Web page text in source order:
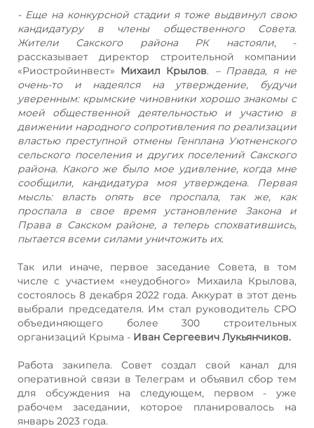
- Еще на конкурсной стадии я тоже выдвинул свою
кандидатуру в члены общественного Совета.
Жители Сакского района РК настояли, -
рассказывает директор строительной компании
«Риостройинвест» Михаил Крылов. – Правда, я не
очень-то и надеялся на утверждение, будучи
уверенным: крымские чиновники хорошо знакомы с
моей общественной деятельностью и участию в
движении народного сопротивления по реализации
властью преступной отмены Генплана Уютненского
сельского поселения и других поселений Сакского
района. Какого же было мое удивление, когда мне
сообщили, кандидатура моя утверждена. Первая
мысль: власть опять все проспала, так же, как
проспала в свое время установление Закона и
Права в Сакском районе, а теперь спохватившись,
пытается всеми силами уничтожить их.
Так или иначе, первое заседание Совета, в том
числе с участием «неудобного» Михаила Крылова,
состоялось 8 декабря 2022 года. Аккурат в этот день
выбрали председателя. Им стал руководитель СРО
объединяющего более 300 строительных
организаций Крыма - Иван Сергеевич Лукьянчиков.
Работа закипела. Совет создал свой канал для
оперативной связи в Телеграм и объявил сбор тем
для обсуждения на следующем, первом - уже
рабочем заседании, которое планировалось на
январь 2023 года.